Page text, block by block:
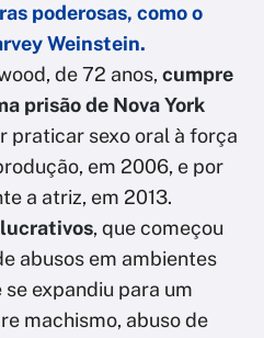
poderosas, como o
Weinstein.
de 72 anos, cumpre
prisão de Nova York
praticar sexo oral à força
em 2006, e por
a atriz, em 2013.
, que começou
abusos em ambientes
expandiu para um
machismo, abuso de